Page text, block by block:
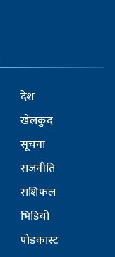
देश
खेलकुद
सूचना
राजनीति
राशिफल
भिडियो
पोडकास्ट